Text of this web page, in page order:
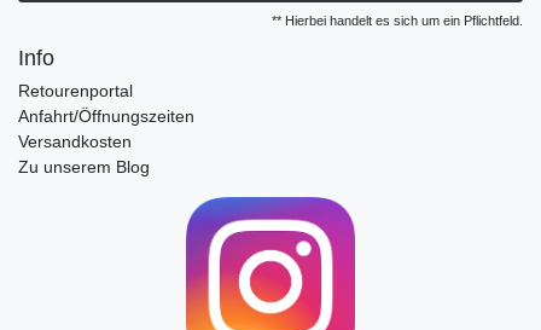
** Hierbei handelt es sich um ein Pflichtfeld.
Info
Retourenportal
Anfahrt/Öffnungszeiten
Versandkosten
Zu unserem Blog